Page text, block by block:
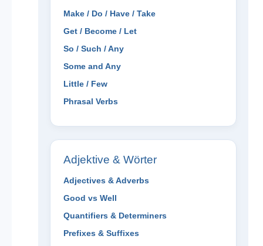
Make / Do / Have / Take
Get / Become / Let
So / Such / Any
Some and Any
Little / Few
Phrasal Verbs
Adjektive & Wörter
Adjectives & Adverbs
Good vs Well
Quantifiers & Determiners
Prefixes & Suffixes